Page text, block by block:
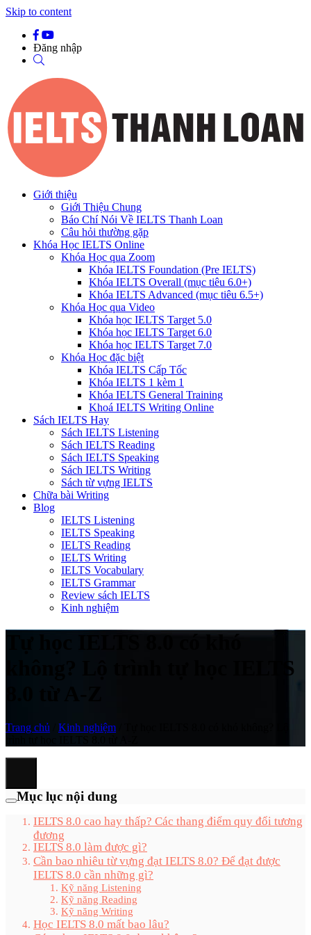
Skip to content
Đăng nhập
Giới thiệu
Giới Thiệu Chung
Báo Chí Nói Về IELTS Thanh Loan
Câu hỏi thường gặp
Khóa Học IELTS Online
Khóa Học qua Zoom
Khóa IELTS Foundation (Pre IELTS)
Khóa IELTS Overall (mục tiêu 6.0+)
Khóa IELTS Advanced (mục tiêu 6.5+)
Khóa Học qua Video
Khóa học IELTS Target 5.0
Khóa học IELTS Target 6.0
Khóa học IELTS Target 7.0
Khóa Học đặc biệt
Khóa IELTS Cấp Tốc
Khóa IELTS 1 kèm 1
Khóa IELTS General Training
Khoá IELTS Writing Online
Sách IELTS Hay
Sách IELTS Listening
Sách IELTS Reading
Sách IELTS Speaking
Sách IELTS Writing
Sách từ vựng IELTS
Chữa bài Writing
Blog
IELTS Listening
IELTS Speaking
IELTS Reading
IELTS Writing
IELTS Vocabulary
IELTS Grammar
Review sách IELTS
Kinh nghiệm
Tự học IELTS 8.0 có khó
không? Lộ trình tự học IELTS
Trang chủ Kinh nghiệm
Mục lục nội dung
IELTS 8.0 cao hay thấp? Các thang điểm quy đổi tương
đương
IELTS 8.0 làm được gì?
Cần bao nhiêu từ vựng đạt IELTS 8.0? Để đạt được
IELTS 8.0 cần những gì?
Kỹ năng Listening
Kỹ năng Reading
Kỹ năng Writing
Học IELTS 8.0 mất bao lâu?